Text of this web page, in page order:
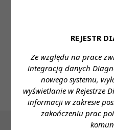
REJESTR
Ze względu na prace
integracją danych
nowego systemu,
wyświetlanie w Rejestrze
informacji w zakresie
zakończeniu prac
Telefon: 227761514
e- mail: